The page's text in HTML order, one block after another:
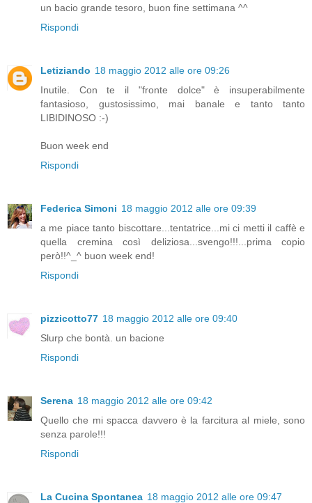
un bacio grande tesoro, buon fine settimana ^^
Rispondi
Letiziando 18 maggio 2012 alle ore 09:26
Inutile. Con te il "fronte dolce" è insuperabilmente
fantasioso, gustosissimo, mai banale e tanto tanto
LIBIDINOSO :-)
Buon week end
Rispondi
Federica Simoni 18 maggio 2012 alle ore 09:39
a me piace tanto biscottare...tentatrice...mi ci metti il caffè e
quella cremina così deliziosa...svengo!!!...prima copio
però!!^_^ buon week end!
Rispondi
pizzicotto77 18 maggio 2012 alle ore 09:40
Slurp che bontà. un bacione
Rispondi
Serena 18 maggio 2012 alle ore 09:42
Quello che mi spacca davvero è la farcitura al miele, sono
senza parole!!!
Rispondi
La Cucina Spontanea 18 maggio 2012 alle ore 09:47